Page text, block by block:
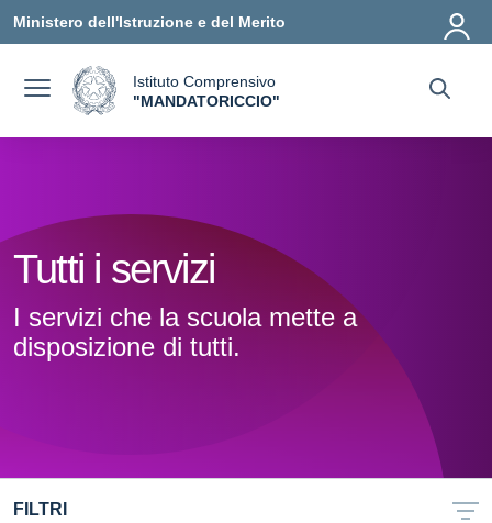
Ministero dell'Istruzione e del Merito
Istituto Comprensivo
"MANDATORICCIO"
Tutti i servizi
I servizi che la scuola mette a
disposizione di tutti.
FILTRI